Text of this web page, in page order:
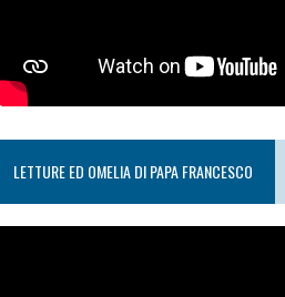
LETTURE ED OMELIA DI PAPA FRANCESCO